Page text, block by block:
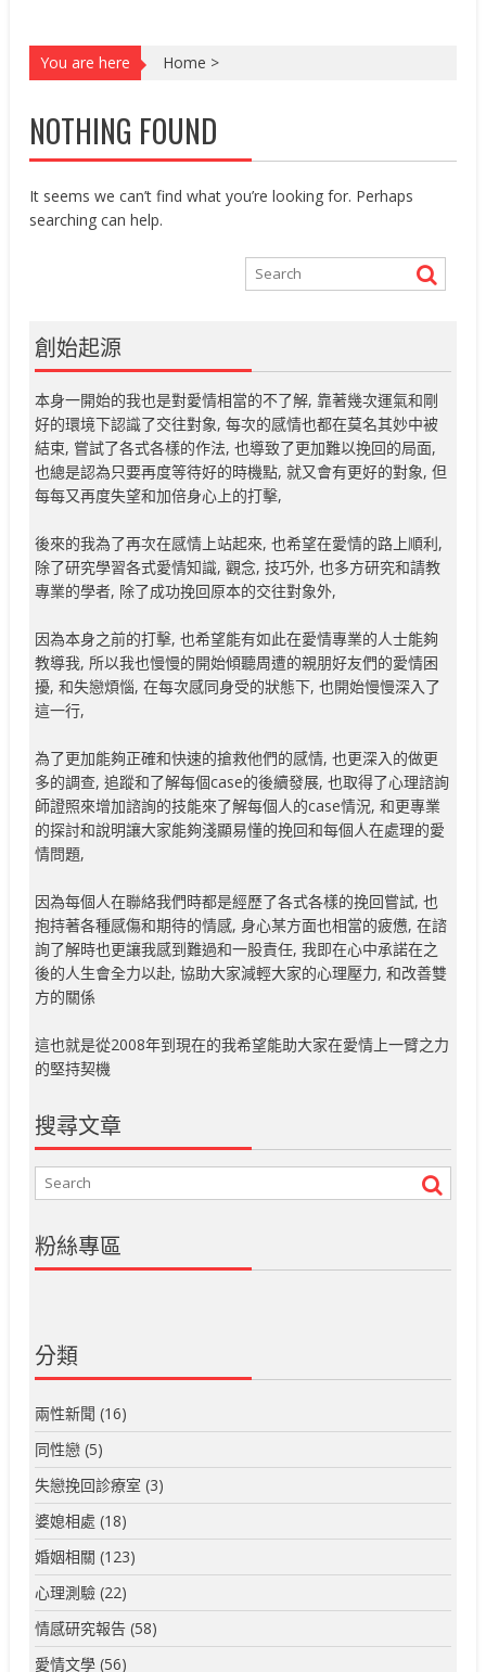
You are here Home >
NOTHING FOUND
It seems we can’t find what you’re looking for. Perhaps
searching can help.
創始起源
本身一開始的我也是對愛情相當的不了解, 靠著幾次運氣和剛
好的環境下認識了交往對象, 每次的感情也都在莫名其妙中被
結束, 嘗試了各式各樣的作法, 也導致了更加難以挽回的局面,
也總是認為只要再度等待好的時機點, 就又會有更好的對象, 但
每每又再度失望和加倍身心上的打擊,
後來的我為了再次在感情上站起來, 也希望在愛情的路上順利,
除了研究學習各式愛情知識, 觀念, 技巧外, 也多方研究和請教
專業的學者, 除了成功挽回原本的交往對象外,
因為本身之前的打擊, 也希望能有如此在愛情專業的人士能夠
教導我, 所以我也慢慢的開始傾聽周遭的親朋好友們的愛情困
擾, 和失戀煩惱, 在每次感同身受的狀態下, 也開始慢慢深入了
這一行,
為了更加能夠正確和快速的搶救他們的感情, 也更深入的做更
多的調查, 追蹤和了解每個case的後續發展, 也取得了心理諮詢
師證照來增加諮詢的技能來了解每個人的case情況, 和更專業
的探討和說明讓大家能夠淺顯易懂的挽回和每個人在處理的愛
情問題,
因為每個人在聯絡我們時都是經歷了各式各樣的挽回嘗試, 也
抱持著各種感傷和期待的情感, 身心某方面也相當的疲憊, 在諮
詢了解時也更讓我感到難過和一股責任, 我即在心中承諾在之
後的人生會全力以赴, 協助大家減輕大家的心理壓力, 和改善雙
方的關係
這也就是從2008年到現在的我希望能助大家在愛情上一臂之力
的堅持契機
搜尋文章
粉絲專區
分類
兩性新聞 (16)
同性戀 (5)
失戀挽回診療室 (3)
婆媳相處 (18)
婚姻相關 (123)
心理測驗 (22)
情感研究報告 (58)
愛情文學 (56)